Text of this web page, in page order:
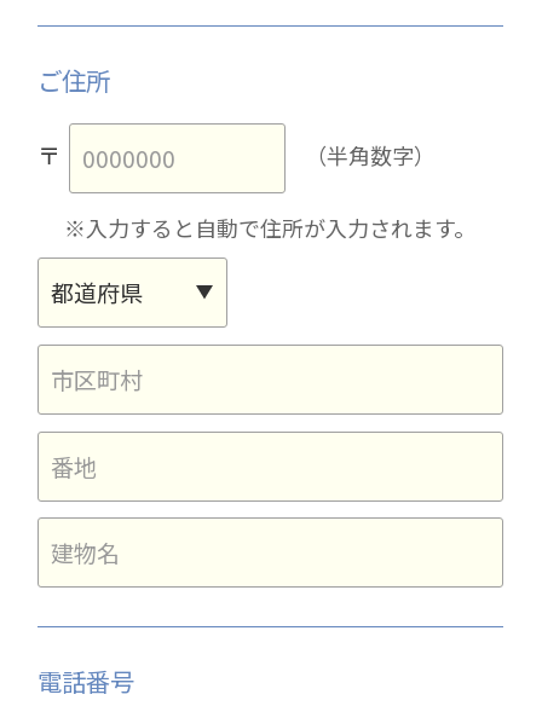
ご住所
〒 （半角数字）
※入力すると自動で住所が入力されます。
電話番号